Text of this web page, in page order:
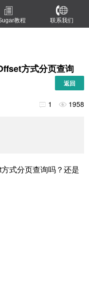
教程 联系我们
方式分页查询
返回
 1  1958
式分页查询吗？还是